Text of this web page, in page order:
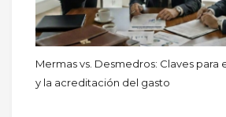
Mermas vs. Desmedros: Claves
y la acreditación del gasto